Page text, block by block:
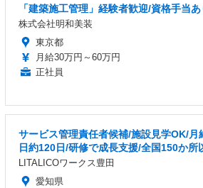
「建築施工管理」経験者歓迎/資格手当
株式会社明和美装
東京都
月給30万円～60万円
正社員
サービス管理責任者候補/施設見学OK/月
日約120日/研修で成長支援/全国150か所
LITALICOワークス豊田
愛知県